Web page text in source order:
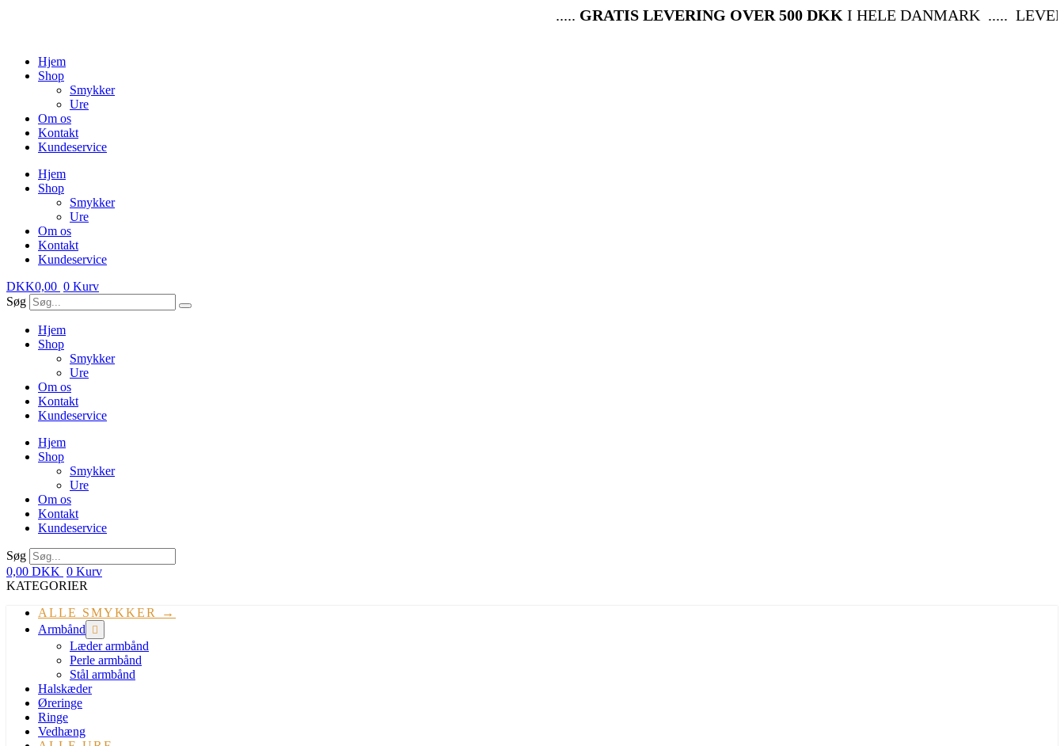
GRATIS LEVERING OVER 500 DKKI HELE DANMARK ..... LEVERING
Hjem
Shop
Smykker
Ure
Om os
Kontakt
Kundeservice
Hjem
Shop
Smykker
Ure
Om os
Kontakt
Kundeservice
DKK0,00 0 Kurv
Søg
Hjem
Shop
Smykker
Ure
Om os
Kontakt
Kundeservice
Hjem
Shop
Smykker
Ure
Om os
Kontakt
Kundeservice
Søg
0,00 DKK 0 Kurv
KATEGORIER
ALLE SMYKKER →
Armbånd
Læder armbånd
Perle armbånd
Stål armbånd
Halskæder
Øreringe
Ringe
Vedhæng